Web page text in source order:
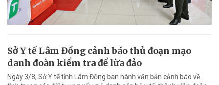
Sở Y tế Lâm Đồng cảnh báo thủ đoạn mạo
danh đoàn kiểm tra để lừa đảo
Ngày 3/8, Sở Y tế tỉnh Lâm Đồng ban hành văn bản cảnh báo về